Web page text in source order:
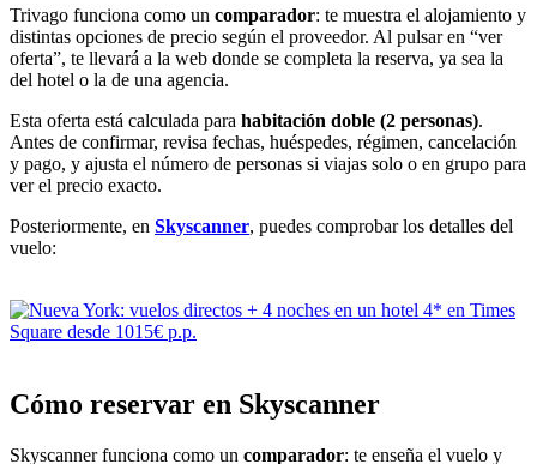
Trivago funciona como un comparador: te muestra el alojamiento y
distintas opciones de precio según el proveedor. Al pulsar en “ver
oferta”, te llevará a la web donde se completa la reserva, ya sea la
del hotel o la de una agencia.
Esta oferta está calculada para habitación doble (2 personas).
Antes de confirmar, revisa fechas, huéspedes, régimen, cancelación
y pago, y ajusta el número de personas si viajas solo o en grupo para
ver el precio exacto.
Posteriormente, en Skyscanner, puedes comprobar los detalles del
vuelo:
Cómo reservar en Skyscanner
Skyscanner funciona como un comparador: te enseña el vuelo y